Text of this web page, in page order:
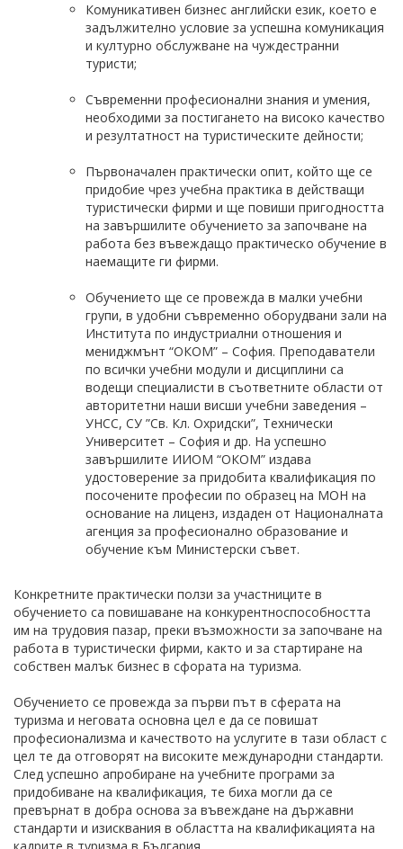
Комуникативен бизнес английски език, което е
задължително условие за успешна комуникация
и културно обслужване на чуждестранни
туристи;
Съвременни професионални знания и умения,
необходими за постигането на високо качество
и резултатност на туристическите дейности;
Първоначален практически опит, който ще се
придобие чрез учебна практика в действащи
туристически фирми и ще повиши пригодността
на завършилите обучението за започване на
работа без въвеждащо практическо обучение в
наемащите ги фирми.
Обучението ще се провежда в малки учебни
групи, в удобни съвременно оборудвани зали на
Института по индустриални отношения и
мениджмънт “ОКОМ” – София. Преподаватели
по всички учебни модули и дисциплини са
водещи специалисти в съответните области от
авторитетни наши висши учебни заведения –
УНСС, СУ ”Св. Кл. Охридски”, Технически
Университет – София и др. На успешно
завършилите ИИОМ “ОКОМ” издава
удостоверение за придобита квалификация по
посочените професии по образец на МОН на
основание на лиценз, издаден от Националната
агенция за професионално образование и
обучение към Министерски съвет.
Конкретните практически ползи за участниците в
обучението са повишаване на конкурентноспособността
им на трудовия пазар, преки възможности за започване на
работа в туристически фирми, както и за стартиране на
собствен малък бизнес в сфората на туризма.
Обучението се провежда за първи път в сферата на
туризма и неговата основна цел е да се повишат
професионализма и качеството на услугите в тази област с
цел те да отговорят на високите международни стандарти.
След успешно апробиране на учебните програми за
придобиване на квалификация, те биха могли да се
превърнат в добра основа за въвеждане на държавни
стандарти и изисквания в областта на квалификацията на